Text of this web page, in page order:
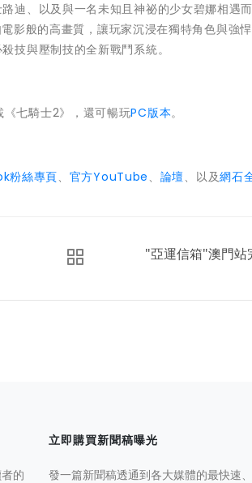
迪、以及與一名未知且神祕的少女碧娜相遇
影般的高畫質，讓玩家沉浸在獨特角色與強
技與壓制技的全新戰鬥系統。
《七騎士2》，還可暢玩PC版本。
粉絲專頁、 官方YouTube 、 論壇 、以及網石
"亞運信箱"澳門站
的
立即購買新聞稿曝光
發一篇新聞稿透通到各大媒體的最快速